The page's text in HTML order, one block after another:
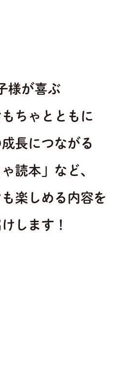
様が喜ぶ
ちゃとともに
長につながる
ゃ読本」など、
楽しめる内容を
します！